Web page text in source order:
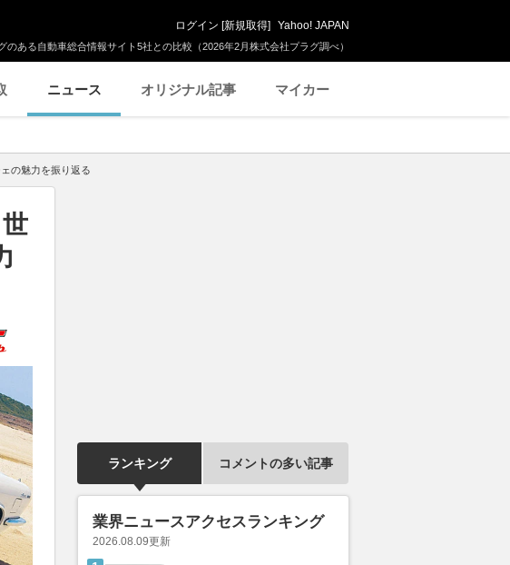
のある自動車総合情報サイト5社との比較（2026年2月株式会社プラグ調べ）
ログイン [新規取得] Yahoo! JAPAN
ニュース オリジナル記事 マイカー
の魅力を振り返る
ランキング コメントの多い記事
業界ニュースアクセスランキング
2026.08.09更新